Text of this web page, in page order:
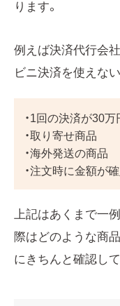
ります。
例えば決済代行会
ビニ決済を使えな
・1回の決済が30
・取り寄せ商品
・海外発送の商品
・注文時に金額が
上記はあくまで一
際はどのような商
にきちんと確認し